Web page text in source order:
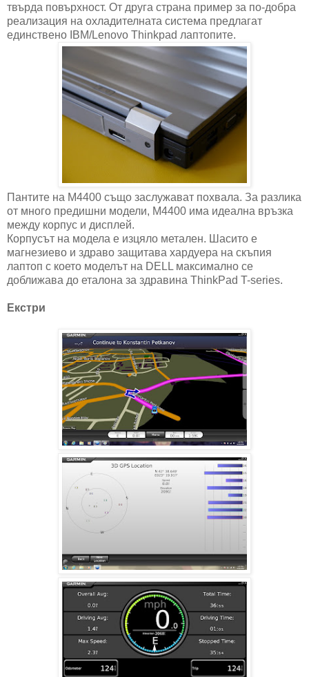
твърда повърхност. От друга страна пример за по-добра
реализация на охладителната система предлагат
единствено IBM/Lenovo Thinkpad лаптопите.
Пантите на М4400 също заслужават похвала. За разлика
от много предишни модели, M4400 има идеална връзка
между корпус и дисплей.
Корпусът на модела е изцяло метален. Шасито е
магнезиево и здраво защитава хардуера на скъпия
лаптоп с което моделът на DELL максимално се
доближава до еталона за здравина ThinkPad T-series.
Екстри